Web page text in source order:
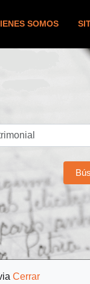
SOMOS
Cerrar